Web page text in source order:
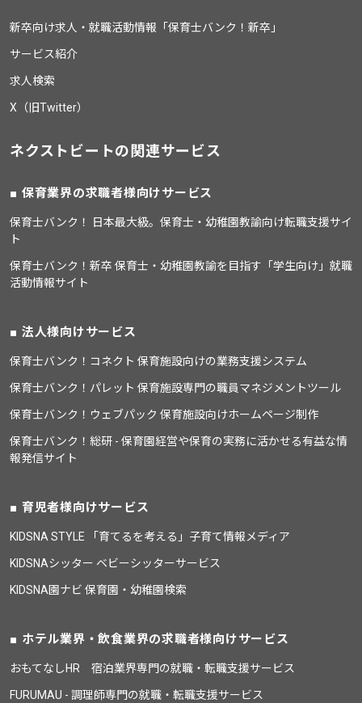
新卒向け求人・就職活動情報「保育士バンク！新卒」
サービス紹介
求人検索
X（旧Twitter）
ネクストビートの関連サービス
保育業界の求職者様向けサービス
保育士バンク！ 日本最大級。保育士・幼稚園教諭向け転職支援サイ
ト
保育士バンク！新卒 保育士・幼稚園教諭を目指す「学生向け」就職
活動情報サイト
法人様向けサービス
保育士バンク！コネクト 保育施設向けの業務支援システム
保育士バンク！パレット 保育施設専門の職員マネジメントツール
保育士バンク！ウェブパック 保育施設向けホームページ制作
保育士バンク！総研 - 保育園経営や保育の実務に活かせる有益な情
報発信サイト
育児者様向けサービス
KIDSNA STYLE 「育てるを考える」子育て情報メディア
KIDSNAシッター ベビーシッターサービス
KIDSNA園ナビ 保育園・幼稚園検索
ホテル業界・飲食業界の求職者様向けサービス
おもてなしHR 宿泊業界専門の就職・転職支援サービス
FURUMAU - 調理師専門の就職・転職支援サービス